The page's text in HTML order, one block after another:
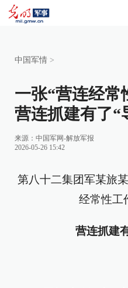
中国军情 >
一张“营连经常
营连抓建有了“
来源： 中国军网-解放军报
2026-05-26 15:42
第八十二集团军某旅
经常性
营连抓建